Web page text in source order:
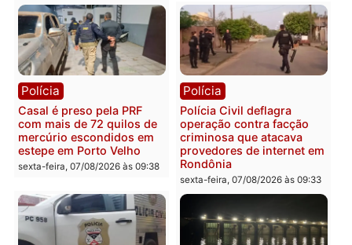
Política
Marcos Rogério apresenta
Plano de Governo com
228 projetos, metas
públicas e
acompanhamento de
resultados
sexta-feira, 07/08/2026 às 18:49
Política
Eleições 2026: Pastor
Evanildo pode ser o
primeiro pastor de
Rondônia na Câmara
Federal
sexta-feira, 07/08/2026 às